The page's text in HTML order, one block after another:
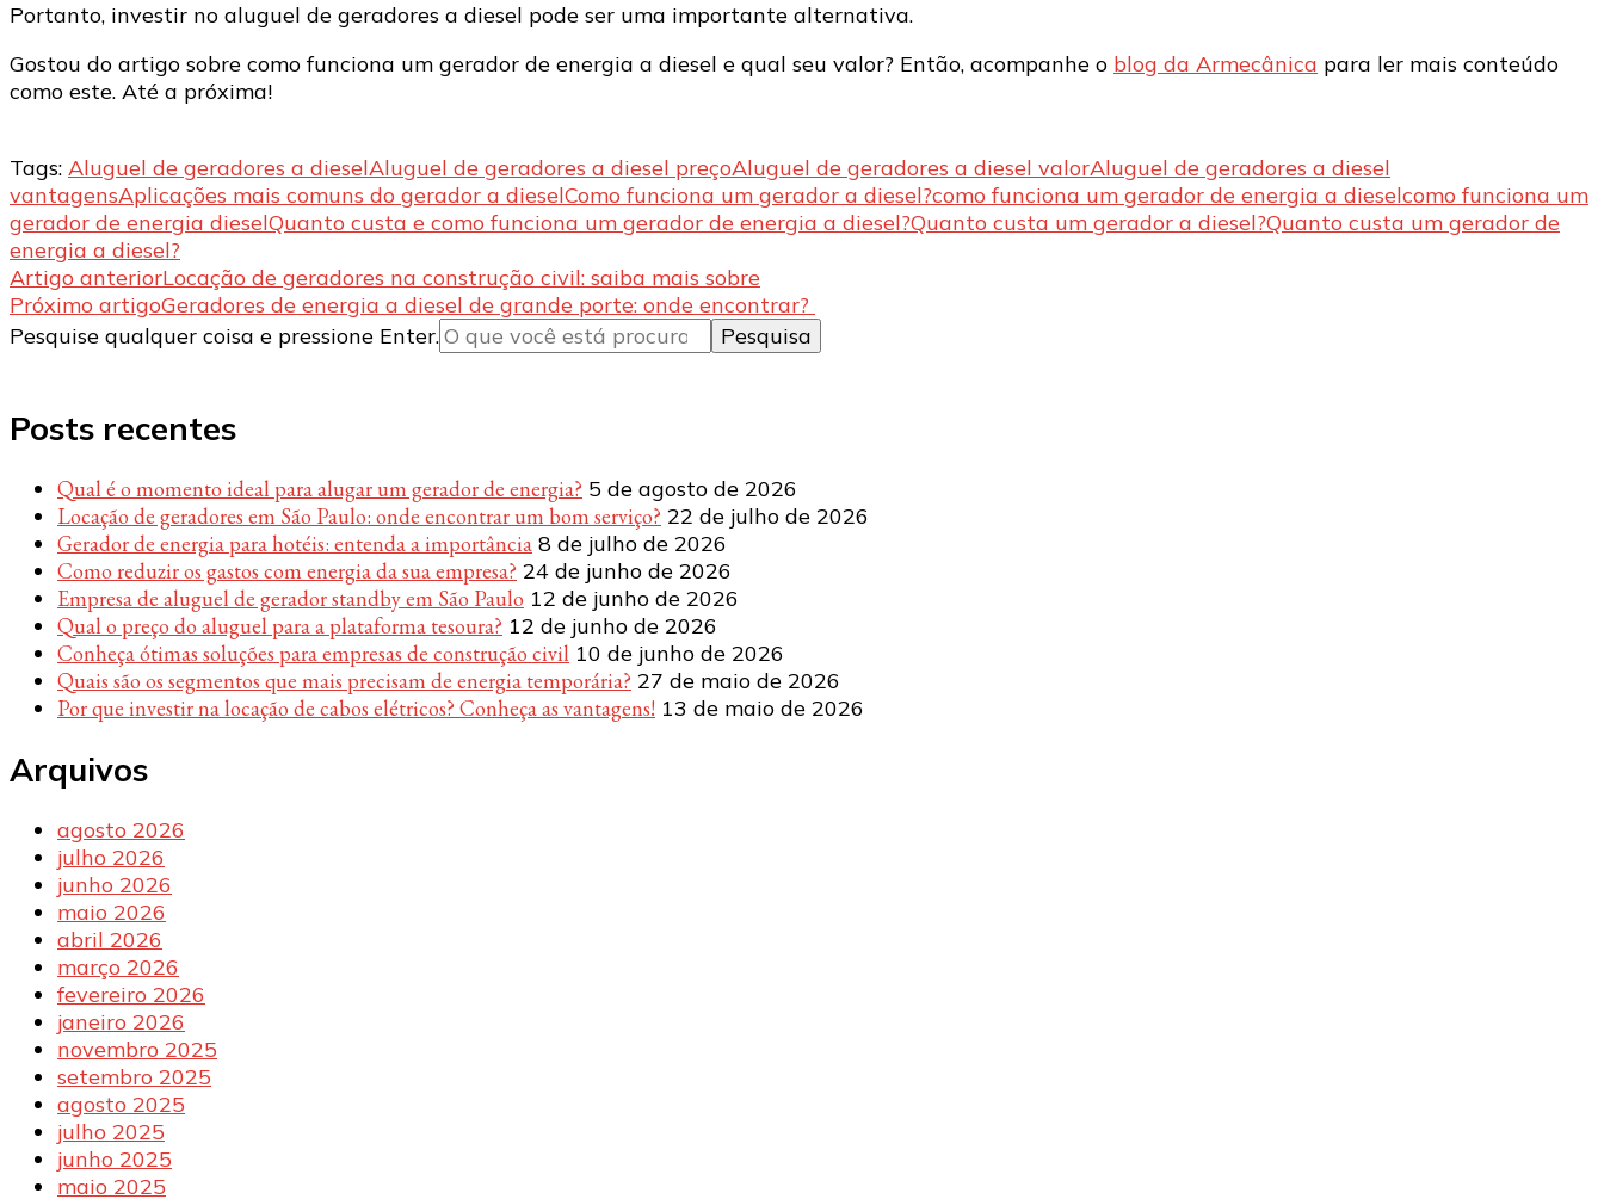
Portanto, investir no aluguel de geradores a diesel pode ser uma importante alternativa.
Gostou do artigo sobre como funciona um gerador de energia a diesel e qual seu valor? Então, acompanhe o blog da Armecânica para ler mais conteúdo
como este. Até a próxima!
Tags: Aluguel de geradores a dieselAluguel de geradores a diesel preçoAluguel de geradores a diesel valorAluguel de geradores a diesel
vantagensAplicações mais comuns do gerador a dieselComo funciona um gerador a diesel?como funciona um gerador de energia a dieselcomo funciona um
gerador de energia dieselQuanto custa e como funciona um gerador de energia a diesel?Quanto custa um gerador a diesel?Quanto custa um gerador de
energia a diesel?
Navegação
de
Artigo anteriorLocação de geradores na construção civil: saiba mais sobre
Próximo artigoGeradores de energia a diesel de grande porte: onde encontrar?
Procurando
Pesquise qualquer coisa e pressione Enter.
Posts recentes
Qual é o momento ideal para alugar um gerador de energia? 5 de agosto de 2026
Locação de geradores em São Paulo: onde encontrar um bom serviço? 22 de julho de 2026
Gerador de energia para hotéis: entenda a importância 8 de julho de 2026
Como reduzir os gastos com energia da sua empresa? 24 de junho de 2026
Empresa de aluguel de gerador standby em São Paulo 12 de junho de 2026
Qual o preço do aluguel para a plataforma tesoura? 12 de junho de 2026
Conheça ótimas soluções para empresas de construção civil 10 de junho de 2026
Quais são os segmentos que mais precisam de energia temporária? 27 de maio de 2026
Por que investir na locação de cabos elétricos? Conheça as vantagens! 13 de maio de 2026
Arquivos
agosto 2026
julho 2026
junho 2026
maio 2026
abril 2026
março 2026
fevereiro 2026
janeiro 2026
novembro 2025
setembro 2025
agosto 2025
julho 2025
junho 2025
maio 2025